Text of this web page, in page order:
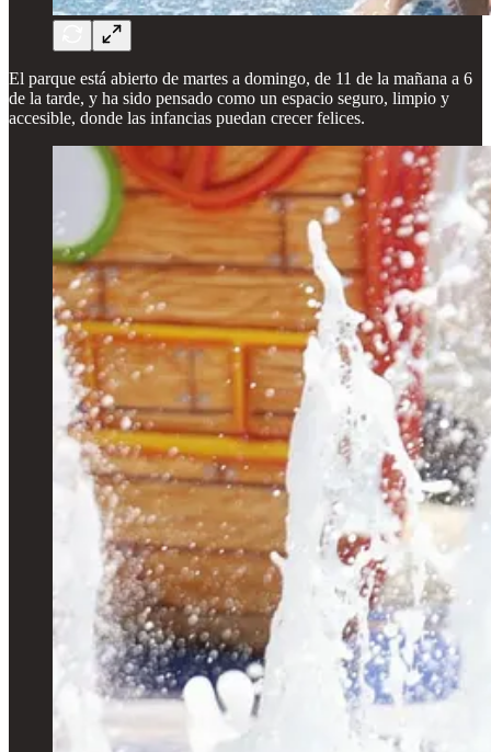
El parque está abierto de martes a domingo, de 11 de la mañana a 6
de la tarde, y ha sido pensado como un espacio seguro, limpio y
accesible, donde las infancias puedan crecer felices.